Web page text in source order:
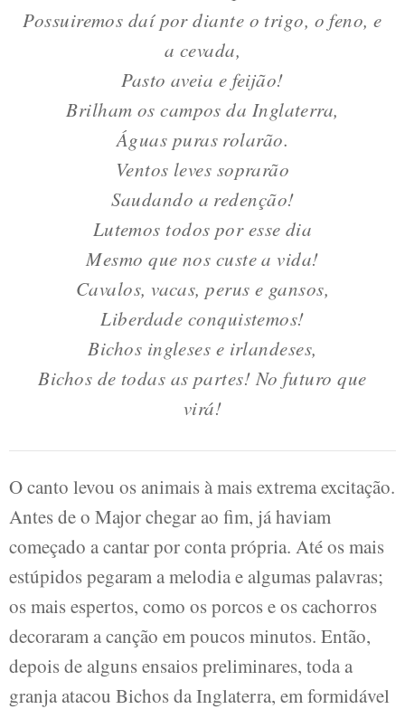
Possuiremos daí por diante o trigo, o feno, e
a cevada,
Pasto aveia e feijão!
Brilham os campos da Inglaterra,
Águas puras rolarão.
Ventos leves soprarão
Saudando a redenção!
Lutemos todos por esse dia
Mesmo que nos custe a vida!
Cavalos, vacas, perus e gansos,
Liberdade conquistemos!
Bichos ingleses e irlandeses,
Bichos de todas as partes! No futuro que
virá!
O canto levou os animais à mais extrema excitação.
Antes de o Major chegar ao fim, já haviam
começado a cantar por conta própria. Até os mais
estúpidos pegaram a melodia e algumas palavras;
os mais espertos, como os porcos e os cachorros
decoraram a canção em poucos minutos. Então,
depois de alguns ensaios preliminares, toda a
granja atacou Bichos da Inglaterra, em formidável